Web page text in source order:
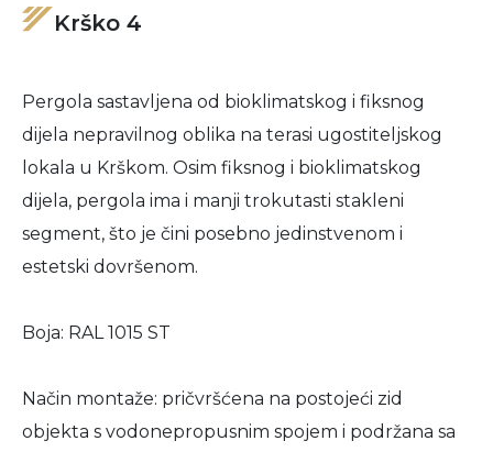
Krško 4
Pergola sastavljena od bioklimatskog i fiksnog
dijela nepravilnog oblika na terasi ugostiteljskog
lokala u Krškom. Osim fiksnog i bioklimatskog
dijela, pergola ima i manji trokutasti stakleni
segment, što je čini posebno jedinstvenom i
estetski dovršenom.
Boja: RAL 1015 ST
Način montaže: pričvršćena na postojeći zid
objekta s vodonepropusnim spojem i podržana sa